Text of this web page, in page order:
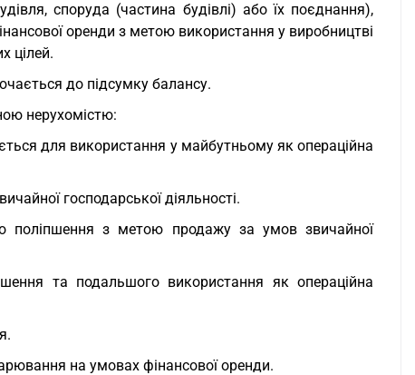
споруда (частина будівлі) або їх поєднання),
оренди з метою використання у виробництві
цілей.
до підсумку балансу.
нерухомістю:
для використання у майбутньому як операційна
господарської діяльності.
поліпшення з метою продажу за умов звичайної
та подальшого використання як операційна
на умовах фінансової оренди.